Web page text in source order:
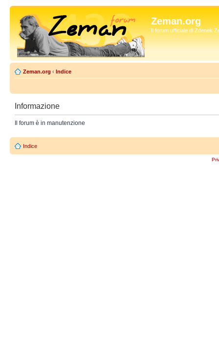
Zeman.org
Il forum ufficiale di Zdenek
Zeman.org ‹ Indice
Informazione
Il forum è in manutenzione
Indice